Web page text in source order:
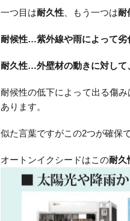
一つ目は耐久性 、もう一つは耐
耐候性…紫外線や雨によって劣
耐久性…外壁材の動きに対して
耐候性の低下によって出る傷
あります。
似た言葉ですがこの2つが確保
オートンイクシードはこの耐久